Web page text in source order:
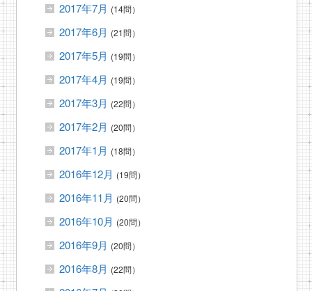
2017年7月 (14問）
2017年6月 (21問）
2017年5月 (19問）
2017年4月 (19問）
2017年3月 (22問）
2017年2月 (20問）
2017年1月 (18問）
2016年12月 (19問）
2016年11月 (20問）
2016年10月 (20問）
2016年9月 (20問）
2016年8月 (22問）